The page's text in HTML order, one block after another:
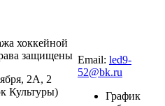
хоккейной
защищены
2А, 2
Культуры)
Email: led9-
52@bk.ru
График